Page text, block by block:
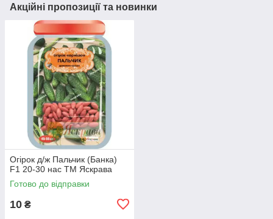
Акційні пропозиції та новинки
Огірок д/ж Пальчик (Банка)
F1 20-30 нас ТМ Яскрава
Готово до відправки
10 ₴